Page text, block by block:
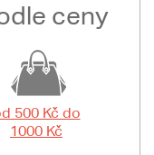
ceny
500 Kč do
1000 Kč